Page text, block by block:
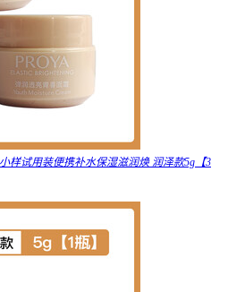
样试用装便携补水保湿滋润焕 润泽款5g【3